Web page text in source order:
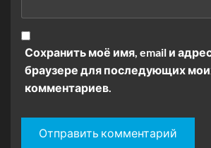
Сохранить моё имя, email и
браузере для последующих
комментариев.